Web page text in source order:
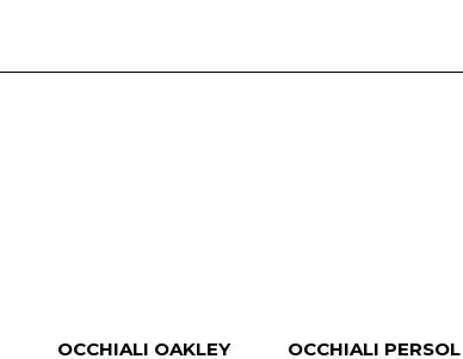
OCCHIALI OAKLEY
OCCHIALI PERSOL